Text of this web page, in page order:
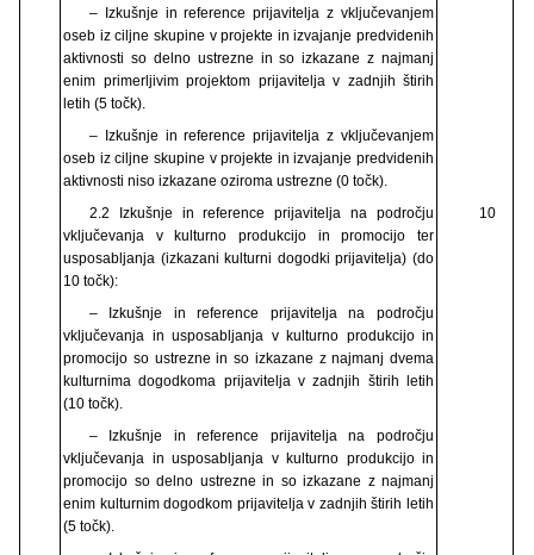
– Izkušnje in reference prijavitelja z vključevanjem
oseb iz ciljne skupine v projekte in izvajanje predvidenih
aktivnosti so delno ustrezne in so izkazane z najmanj
enim primerljivim projektom prijavitelja v zadnjih štirih
letih (5 točk).
– Izkušnje in reference prijavitelja z vključevanjem
oseb iz ciljne skupine v projekte in izvajanje predvidenih
aktivnosti niso izkazane oziroma ustrezne (0 točk).
2.2 Izkušnje in reference prijavitelja na področju
vključevanja v kulturno produkcijo in promocijo ter
usposabljanja (izkazani kulturni dogodki prijavitelja) (do
10 točk):
10
– Izkušnje in reference prijavitelja na področju
vključevanja in usposabljanja v kulturno produkcijo in
promocijo so ustrezne in so izkazane z najmanj dvema
kulturnima dogodkoma prijavitelja v zadnjih štirih letih
(10 točk).
– Izkušnje in reference prijavitelja na področju
vključevanja in usposabljanja v kulturno produkcijo in
promocijo so delno ustrezne in so izkazane z najmanj
enim kulturnim dogodkom prijavitelja v zadnjih štirih letih
(5 točk).